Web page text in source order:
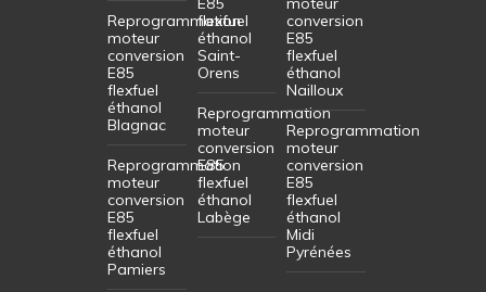
Reprogrammation
moteur
conversion
E85
flexfuel
éthanol
Blagnac
Reprogrammation
moteur
conversion
E85
flexfuel
éthanol
Pamiers
flexfuel
éthanol
Saint-
Orens
Reprogrammation
moteur
conversion
E85
flexfuel
éthanol
Labège
conversion
E85
flexfuel
éthanol
Nailloux
Reprogrammation
moteur
conversion
E85
flexfuel
éthanol
Midi
Pyrénées